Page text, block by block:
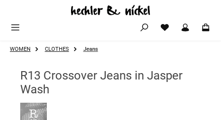
Zum Hauptinhalt springen
WOMEN CLOTHES Jeans
R13 Crossover Jeans in Jasper
Wash